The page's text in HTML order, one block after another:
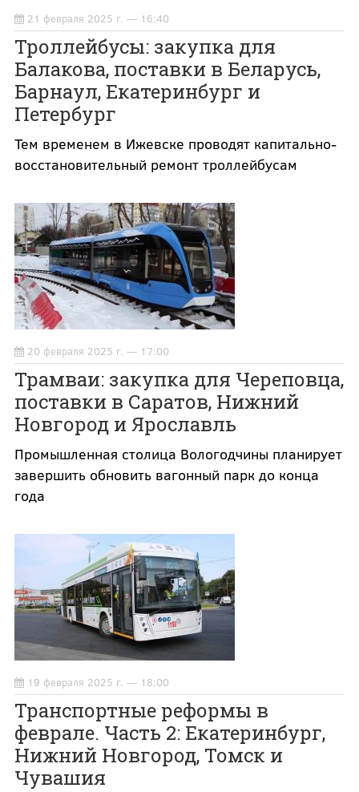
21 февраля 2025 г. — 16:40
Троллейбусы: закупка для
Балакова, поставки в Беларусь,
Барнаул, Екатеринбург и
Петербург
Тем временем в Ижевске проводят капитально-
восстановительный ремонт троллейбусам
20 февраля 2025 г. — 17:00
Трамваи: закупка для Череповца,
поставки в Саратов, Нижний
Новгород и Ярославль
Промышленная столица Вологодчины планирует
завершить обновить вагонный парк до конца
года
19 февраля 2025 г. — 18:00
Транспортные реформы в
феврале. Часть 2: Екатеринбург,
Нижний Новгород, Томск и
Чувашия